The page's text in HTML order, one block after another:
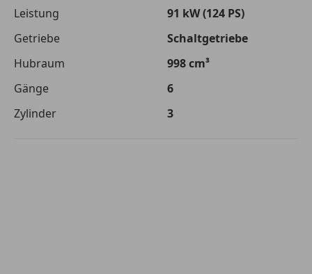
Leistung
91 kW (124 PS)
Getriebe
Schaltgetriebe
Hubraum
998 cm³
Gänge
6
Zylinder
3